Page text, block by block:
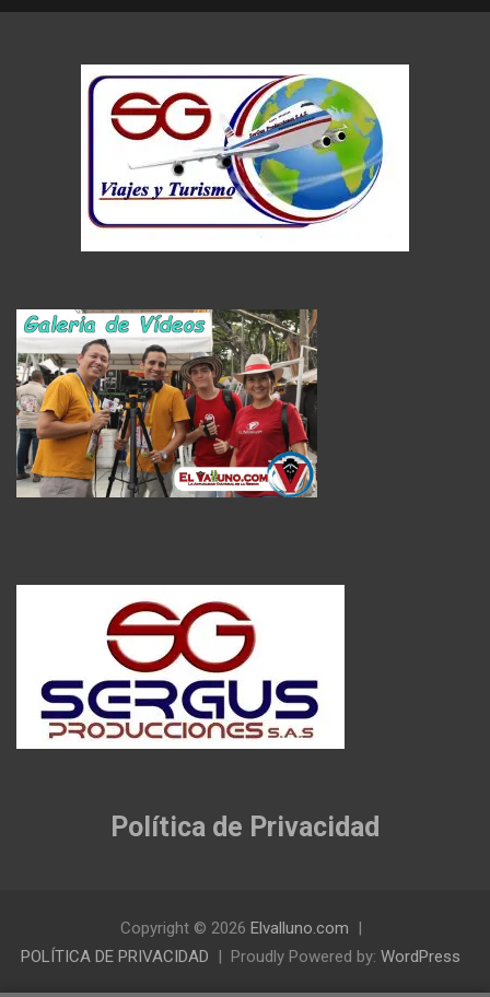
Política de Privacidad
Copyright © 2026 Elvalluno.com
POLÍTICA DE PRIVACIDAD
Proudly Powered by: WordPress